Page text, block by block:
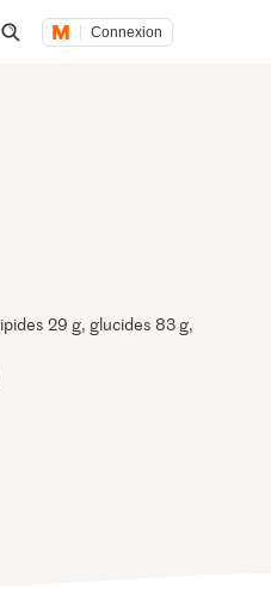
Connexion
29 g, glucides 83 g,